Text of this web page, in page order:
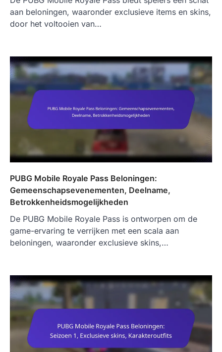
aan beloningen, waaronder exclusieve items en skins,
door het voltooien van…
PUBG Mobile Royale Pass Beloningen:
Gemeenschapsevenementen, Deelname,
Betrokkenheidsmogelijkheden
De PUBG Mobile Royale Pass is ontworpen om de
game-ervaring te verrijken met een scala aan
beloningen, waaronder exclusieve skins,…